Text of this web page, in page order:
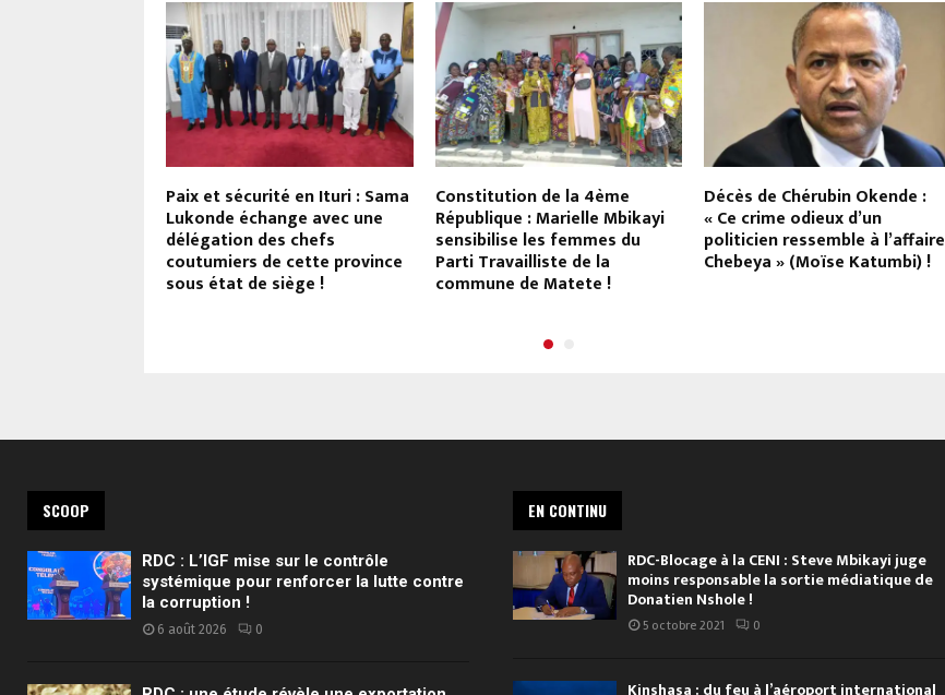
Paix et sécurité en Ituri : Sama
Lukonde échange avec une
délégation des chefs
coutumiers de cette province
sous état de siège !
Constitution de la 4ème
République : Marielle Mbikayi
sensibilise les femmes du
Parti Travailliste de la
commune de Matete !
Décès de Chérubin Okende :
« Ce crime odieux d’un
politicien ressemble à l’affaire
Chebeya » (Moïse Katumbi) !
SCOOP
RDC : L’IGF mise sur le contrôle
systémique pour renforcer la lutte contre
la corruption !
6 août 2026 0
EN CONTINU
RDC-Blocage à la CENI : Steve Mbikayi juge
moins responsable la sortie médiatique de
Donatien Nshole !
5 octobre 2021 0
Kinshasa : du feu à l’aéroport international